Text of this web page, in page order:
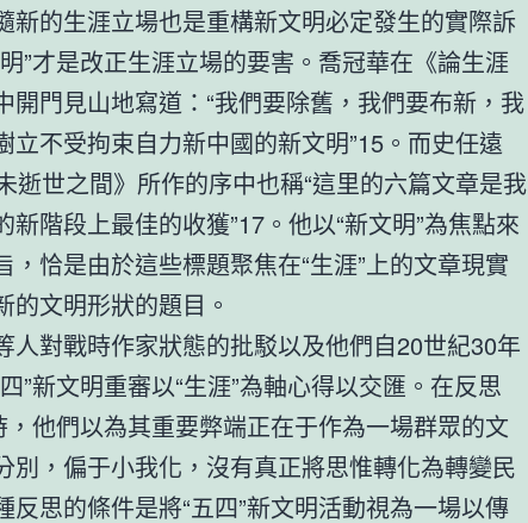
新的生涯立場也是重構新文明必定發生的實際訴
”才是改正生涯立場的要害。喬冠華在《論生涯
開門見山地寫道：“我們要除舊，我們要布新，我
立不受拘束自力新中國的新文明”15。而史任遠
逝世之間》所作的序中也稱“這里的六篇文章是我
新階段上最佳的收獲”17。他以“新文明”為焦點來
，恰是由於這些標題聚焦在“生涯”上的文章現實
的文明形狀的題目。
人對戰時作家狀態的批駁以及他們自20世紀30年
”新文明重審以“生涯”為軸心得以交匯。在反思
，他們以為其重要弊端正在于作為一場群眾的文
別，偏于小我化，沒有真正將思惟轉化為轉變民
反思的條件是將“五四”新文明活動視為一場以傳